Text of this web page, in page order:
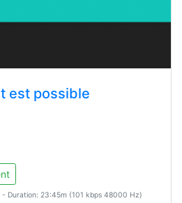
est possible
- Duration: 23:45m (101 kbps 48000 Hz)